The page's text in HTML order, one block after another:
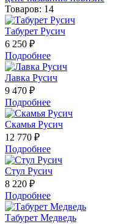
Товаров: 14
Табурет Русич
6 250 ₽
Подробнее
Лавка Русич
9 470 ₽
Подробнее
Скамья Русич
12 770 ₽
Подробнее
Стул Русич
8 220 ₽
Подробнее
Табурет Медведь